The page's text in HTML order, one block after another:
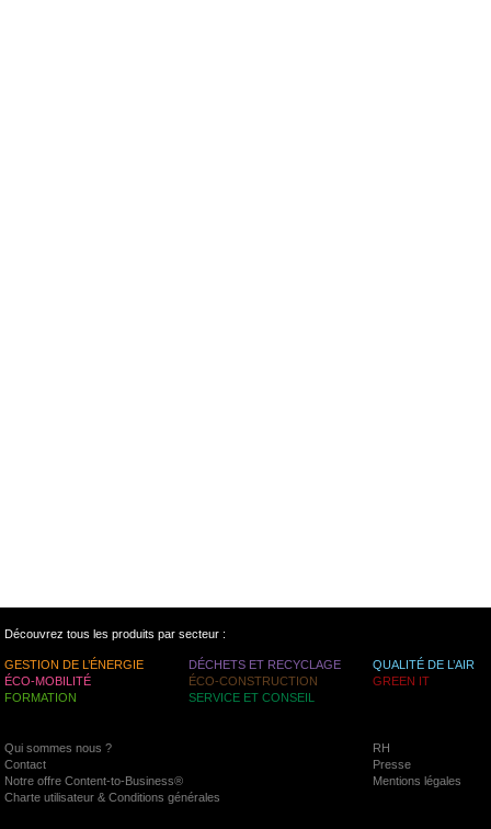
Découvrez tous les produits par secteur :
GESTION DE L’ÉNERGIE DÉCHETS ET RECYCLAGE
QUALITÉ DE L’AIR
ÉCO-MOBILITÉ
ÉCO-CONSTRUCTION
GREEN IT
FORMATION
SERVICE ET CONSEIL
Qui sommes nous ?
RH
Contact
Presse
Notre offre Content-to-Business®
Mentions légales
Charte utilisateur & Conditions générales